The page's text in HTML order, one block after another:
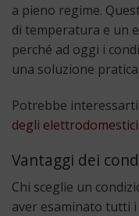
a pieno regime.
di temperatura e un
perché ad oggi i
una soluzione
Potrebbe
degli elettrodomestici
Vantaggi dei
Chi sceglie un
aver esaminato tutti